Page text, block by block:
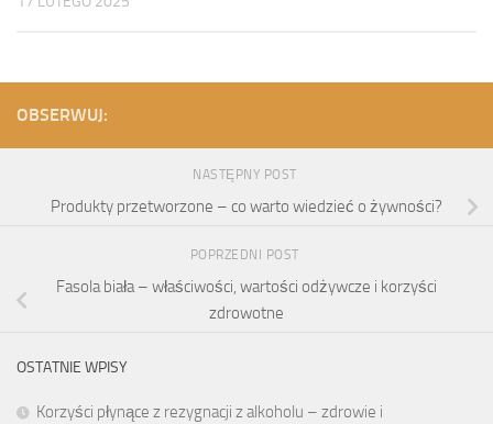
OBSERWUJ:
NASTĘPNY POST
Produkty przetworzone – co warto wiedzieć o żywności?
POPRZEDNI POST
Fasola biała – właściwości, wartości odżywcze i korzyści
zdrowotne
OSTATNIE WPISY
Korzyści płynące z rezygnacji z alkoholu – zdrowie i